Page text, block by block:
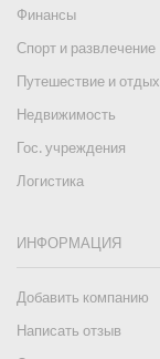
Финансы
Спорт и развлечение
Путешествие и отдых
Недвижимость
Гос. учреждения
Логистика
ИНФОРМАЦИЯ
Добавить компанию
Написать отзыв